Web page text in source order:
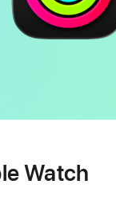
Watch